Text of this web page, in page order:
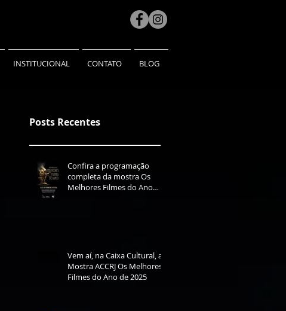
INSTITUCIONAL CONTATO BLOG
Posts Recentes
Confira a programação
completa da mostra Os
Melhores Filmes do Ano
Vem aí, na Caixa Cultural, a
Mostra ACCRJ Os Melhores
Filmes do Ano de 2025